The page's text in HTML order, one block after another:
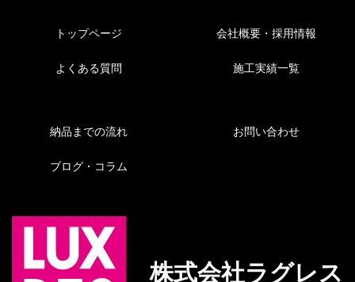
トップページ
よくある質問
会社概要・採用情報
施工実績一覧
納品までの流れ
ブログ・コラム
お問い合わせ
株式会社ラグレス